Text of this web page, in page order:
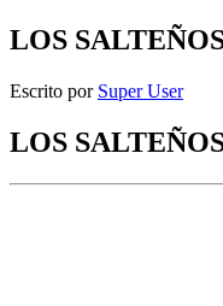
LOS
Escrito por Super User
LOS